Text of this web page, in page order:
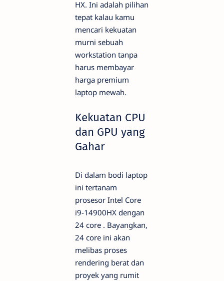
HX. Ini adalah pilihan
tepat kalau kamu
mencari kekuatan
murni sebuah
workstation tanpa
harus membayar
harga premium
laptop mewah.
Kekuatan CPU
dan GPU yang
Gahar
Di dalam bodi laptop
ini tertanam
prosesor Intel Core
i9-14900HX dengan
24 core . Bayangkan,
24 core ini akan
melibas proses
rendering berat dan
proyek yang rumit